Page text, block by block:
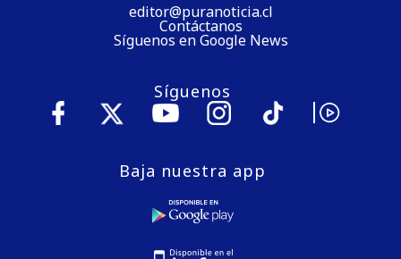
editor@puranoticia.cl
Contáctanos
Síguenos en Google News
Síguenos
Baja nuestra app